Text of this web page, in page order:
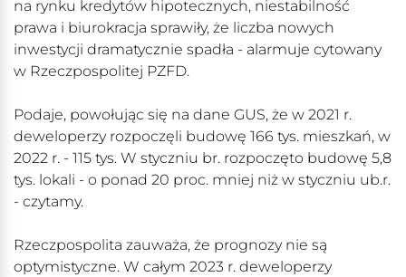
na rynku kredytów hipotecznych, niestabilność
prawa i biurokracja sprawiły, że liczba nowych
inwestycji dramatycznie spadła - alarmuje cytowany
w Rzeczpospolitej PZFD.
Podaje, powołując się na dane GUS, że w 2021 r.
deweloperzy rozpoczęli budowę 166 tys. mieszkań, w
2022 r. - 115 tys. W styczniu br. rozpoczęto budowę 5,8
tys. lokali - o ponad 20 proc. mniej niż w styczniu ub.r.
- czytamy.
Rzeczpospolita zauważa, że prognozy nie są
optymistyczne. W całym 2023 r. deweloperzy